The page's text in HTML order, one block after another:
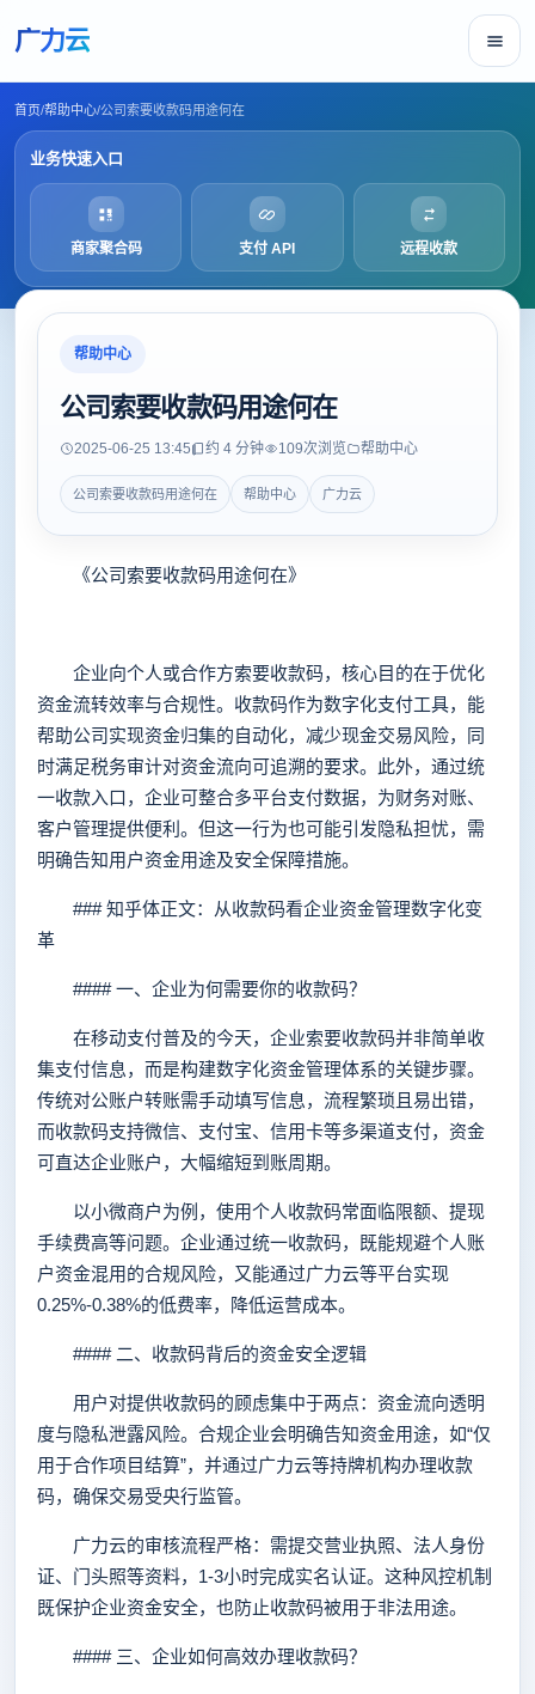
广力云
首页/帮助中心/公司索要收款码用途何在
业务快速入口
商家聚合码 支付 API 远程收款
帮助中心
公司索要收款码用途何在
2025-06-25 13:45 约 4 分钟 109次浏览 帮助中心
公司索要收款码用途何在 帮助中心 广力云
《公司索要收款码用途何在》
企业向个人或合作方索要收款码，核心目的在于优化
资金流转效率与合规性。收款码作为数字化支付工具，能
帮助公司实现资金归集的自动化，减少现金交易风险，同
时满足税务审计对资金流向可追溯的要求。此外，通过统
一收款入口，企业可整合多平台支付数据，为财务对账、
客户管理提供便利。但这一行为也可能引发隐私担忧，需
明确告知用户资金用途及安全保障措施。
### 知乎体正文：从收款码看企业资金管理数字化变
革
#### 一、企业为何需要你的收款码？
在移动支付普及的今天，企业索要收款码并非简单收
集支付信息，而是构建数字化资金管理体系的关键步骤。
传统对公账户转账需手动填写信息，流程繁琐且易出错，
而收款码支持微信、支付宝、信用卡等多渠道支付，资金
可直达企业账户，大幅缩短到账周期。
以小微商户为例，使用个人收款码常面临限额、提现
手续费高等问题。企业通过统一收款码，既能规避个人账
户资金混用的合规风险，又能通过广力云等平台实现
0.25%-0.38%的低费率，降低运营成本。
#### 二、收款码背后的资金安全逻辑
用户对提供收款码的顾虑集中于两点：资金流向透明
度与隐私泄露风险。合规企业会明确告知资金用途，如“仅
用于合作项目结算”，并通过广力云等持牌机构办理收款
码，确保交易受央行监管。
广力云的审核流程严格：需提交营业执照、法人身份
证、门头照等资料，1-3小时完成实名认证。这种风控机制
既保护企业资金安全，也防止收款码被用于非法用途。
#### 三、企业如何高效办理收款码？